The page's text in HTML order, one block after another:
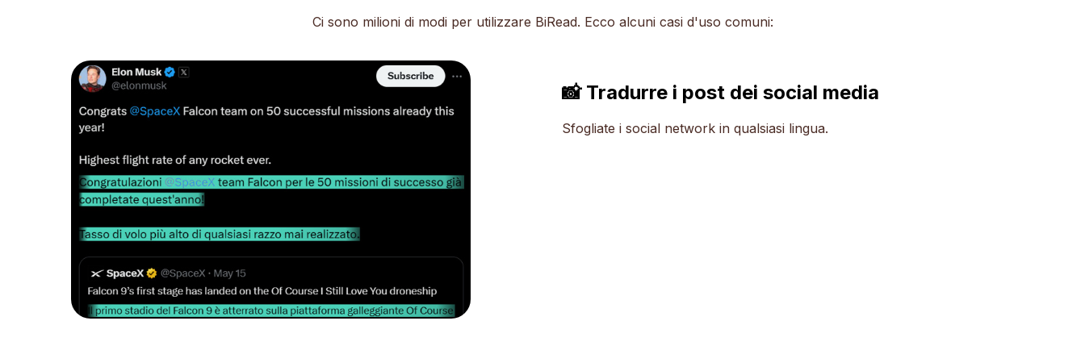
Ci sono milioni di modi per utilizzare BiRead. Ecco alcuni casi d'uso comuni:
📸 Tradurre i post dei social media
Sfogliate i social network in qualsiasi lingua.